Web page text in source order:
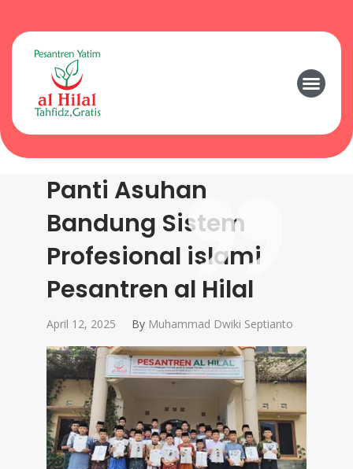
Panti Asuhan
Bandung Sistem
Profesional islami
Pesantren al Hilal
April 12, 2025 By Muhammad Dwiki Septianto